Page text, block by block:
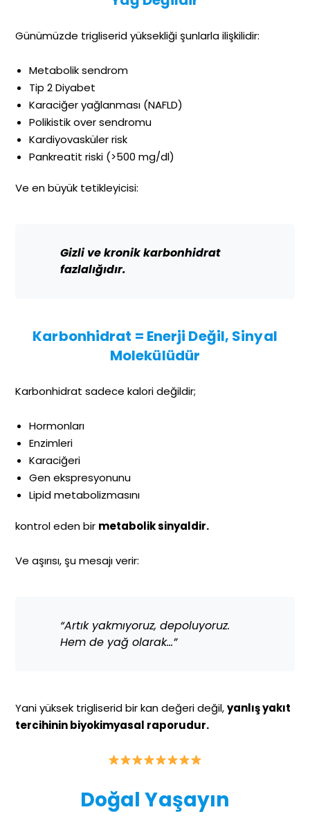
Günümüzde trigliserid yüksekliği şunlarla ilişkilidir:
Metabolik sendrom
Tip 2 Diyabet
Karaciğer yağlanması (NAFLD)
Polikistik over sendromu
Kardiyovasküler risk
Pankreatit riski (>500 mg/dl)
Ve en büyük tetikleyicisi:
Gizli ve kronik karbonhidrat
fazlalığıdır.
Karbonhidrat = Enerji Değil, Sinyal
Molekülüdür
Karbonhidrat sadece kalori değildir;
Hormonları
Enzimleri
Karaciğeri
Gen ekspresyonunu
Lipid metabolizmasını
kontrol eden bir metabolik sinyaldir.
Ve aşırısı, şu mesajı verir:
“Artık yakmıyoruz, depoluyoruz.
Hem de yağ olarak…”
Yani yüksek trigliserid bir kan değeri değil,yanlış yakıt
tercihinin biyokimyasal raporudur.
Doğal Yaşayın